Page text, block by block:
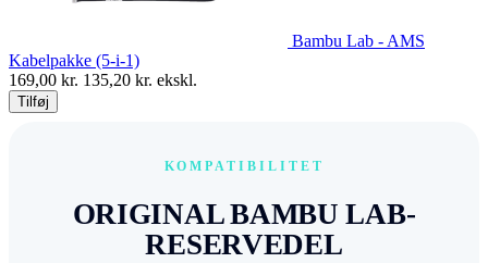
Bambu Lab - AMS
Kabelpakke (5-i-1)
169,00 kr. 135,20 kr. ekskl.
Tilføj
KOMPATIBILITET
ORIGINAL BAMBU LAB-
RESERVEDEL